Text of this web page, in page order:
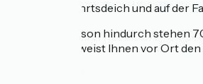
Auf dem Zufahrtsdeich und auf der
Die ganze Saison hindurch stehen
am Empfang weist Ihnen vor Ort